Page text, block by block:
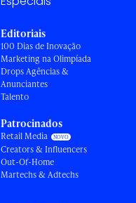
Editoriais
100 Dias de Inovação
Marketing na Olimpíada
Drops Agências &
Anunciantes
Talento
Patrocinados
Retail Media
Creators & Influencers
Out-Of-Home
Martechs & Adtechs